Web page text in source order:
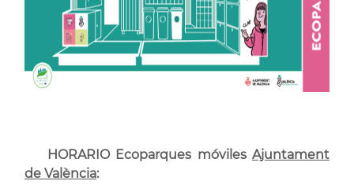
HORARIO Ecoparques móviles Ajuntament
de València: